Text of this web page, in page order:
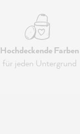
Hochdeckende Farben
für jeden Untergrund